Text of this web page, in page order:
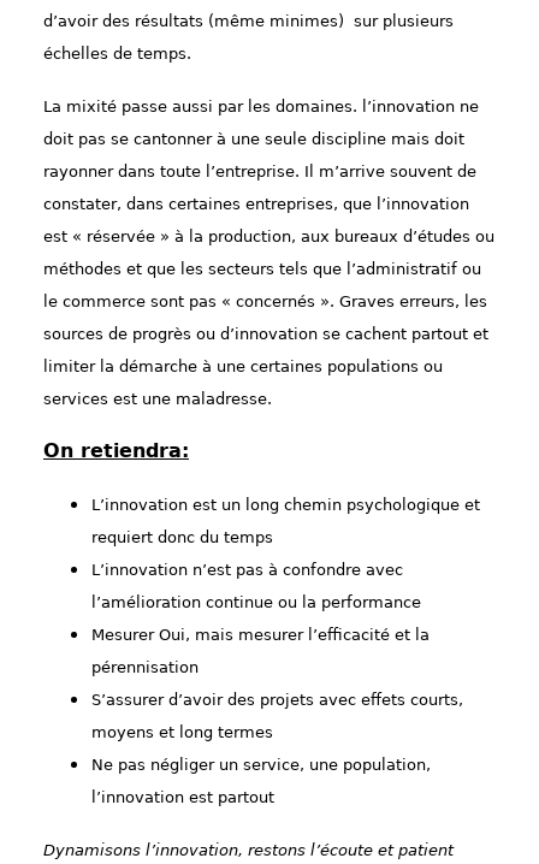
d’avoir des résultats (même minimes) sur plusieurs
échelles de temps.
La mixité passe aussi par les domaines. l’innovation ne
doit pas se cantonner à une seule discipline mais doit
rayonner dans toute l’entreprise. Il m’arrive souvent de
constater, dans certaines entreprises, que l’innovation
est « réservée » à la production, aux bureaux d’études ou
méthodes et que les secteurs tels que l’administratif ou
le commerce sont pas « concernés ». Graves erreurs, les
sources de progrès ou d’innovation se cachent partout et
limiter la démarche à une certaines populations ou
services est une maladresse.
On retiendra:
L’innovation est un long chemin psychologique et
requiert donc du temps
L’innovation n’est pas à confondre avec
l’amélioration continue ou la performance
Mesurer Oui, mais mesurer l’efficacité et la
pérennisation
S’assurer d’avoir des projets avec effets courts,
moyens et long termes
Ne pas négliger un service, une population,
l’innovation est partout
Dynamisons l’innovation, restons l’écoute et patient